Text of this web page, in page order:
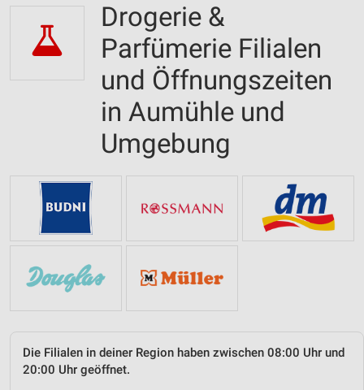
Drogerie &
Parfümerie Filialen
und Öffnungszeiten
in Aumühle und
Umgebung
Die Filialen in deiner Region haben zwischen 08:00 Uhr und
20:00 Uhr geöffnet.